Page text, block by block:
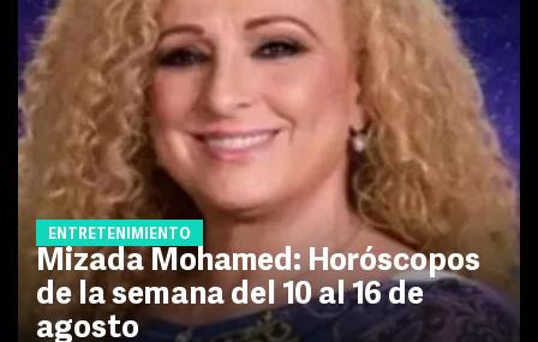
ENTRETENIMIENTO
Mizada Mohamed: Horóscopos
de la semana del 10 al 16 de
agosto